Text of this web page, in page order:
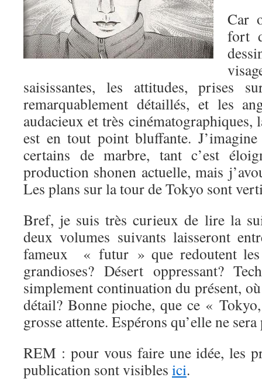
Car
fort
saisissantes, les attitudes, prises
remarquablement détaillés, et les
audacieux et très cinématographiques,
est en tout point bluffante.
certains de marbre, tant c’est
production shonen actuelle, mais
Les plans sur la tour de Tokyo sont
Bref, je suis très curieux de lire la
deux volumes suivants laisseront
fameux « futur » que redoutent les
grandioses? Désert oppressant?
simplement continuation du présent,
détail? Bonne pioche, que ce «
grosse attente. Espérons qu’elle ne sera
REM : pour vous faire une idée, les
publication sont visibles ici.